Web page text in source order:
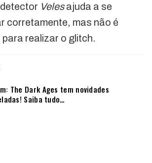
Velesajuda a se
corretamente, mas não é
realizar o glitch.
The Dark Ages tem novidades
Saiba tudo…